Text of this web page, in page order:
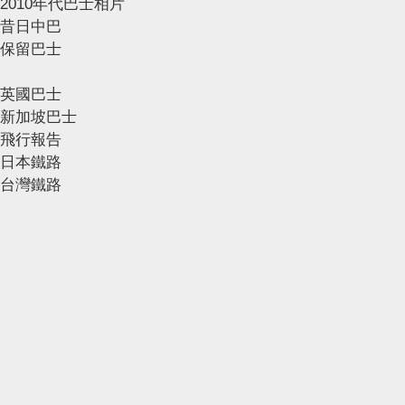
2010年代巴士相片
昔日中巴
保留巴士
英國巴士
新加坡巴士
飛行報告
日本鐵路
台灣鐵路